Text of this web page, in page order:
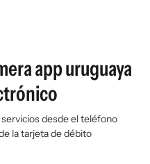
app uruguaya
desde el teléfono
la tarjeta de débito